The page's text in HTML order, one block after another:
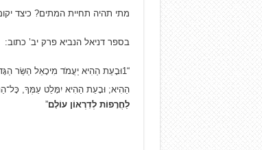
מתי תהיה תחיית המתים? כיצד
בספר דניאל הנביא פרק יב’ כתוב:
“1וּבָעֵת הַהִיא יַעֲמֹד מִיכָאֵל הַשַּׂר
הַהִיא; וּבָעֵת הַהִיא יִמָּלֵט עַמְּךָ,
לַחֲרָפוֹת לְדִרְאוֹן עוֹלָם׃”